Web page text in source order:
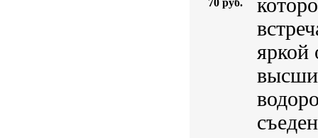
70 руб.
яркой